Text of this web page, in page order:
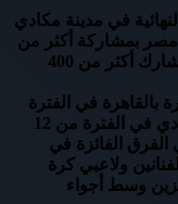
في مدينة مكادي
بمشاركة أكثر من
30 فريقًا للرجال و10 فرق للسيدات، حيث يشارك أكثر من 400
بالقاهرة في الفترة
من 27 إلى 28 فبراير الماضي، ثم نادي المعادي في الفترة من 12
الفرق الفائزة في
ولاعبي كرة
وسط أجواء